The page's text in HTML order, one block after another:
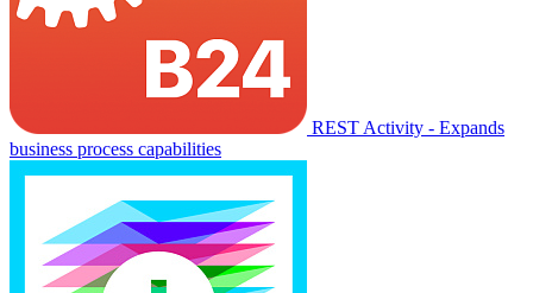
REST Activity - Expands
business process capabilities